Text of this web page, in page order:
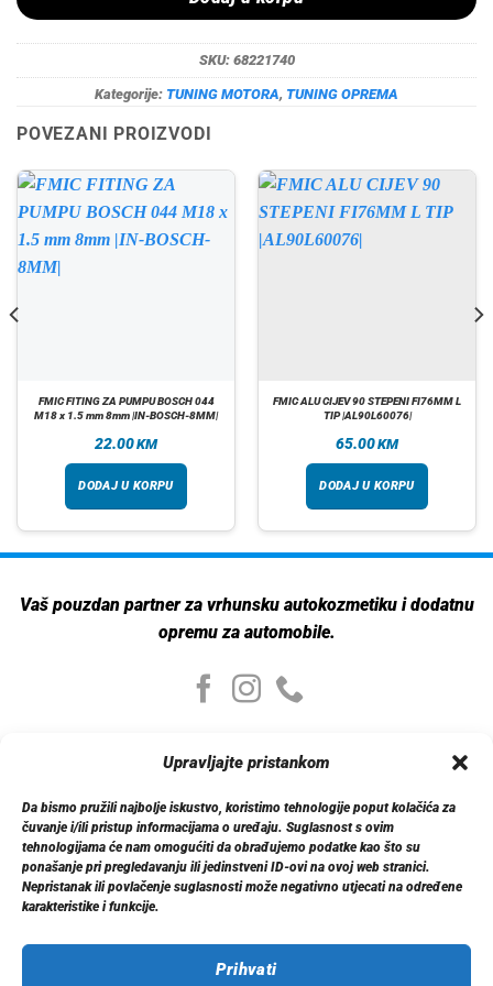
Upravljajte pristankom
Da bismo pružili najbolje iskustvo, koristimo tehnologije poput kolačića za
čuvanje i/ili pristup informacijama o uređaju. Suglasnost s ovim
tehnologijama će nam omogućiti da obrađujemo podatke kao što su
ponašanje pri pregledavanju ili jedinstveni ID-ovi na ovoj web stranici.
Nepristanak ili povlačenje suglasnosti može negativno utjecati na određene
karakteristike i funkcije.
Prihvati
SKU: 68221740
Kategorije: TUNING MOTORA, TUNING OPREMA
POVEZANI PROIZVODI
FMIC FITING ZA PUMPU BOSCH 044
M18 x 1.5 mm 8mm |IN-BOSCH-8MM|
22.00KM
DODAJ U KORPU
FMIC ALU CIJEV 90 STEPENI FI76MM L
TIP |AL90L60076|
65.00KM
DODAJ U KORPU
Vaš pouzdan partner za vrhunsku autokozmetiku i dodatnu
opremu za automobile.
Moj nalog
Moj nalog
Moje narudžbe
Detalji računa
Log out
Informacije
Politika privatnosti